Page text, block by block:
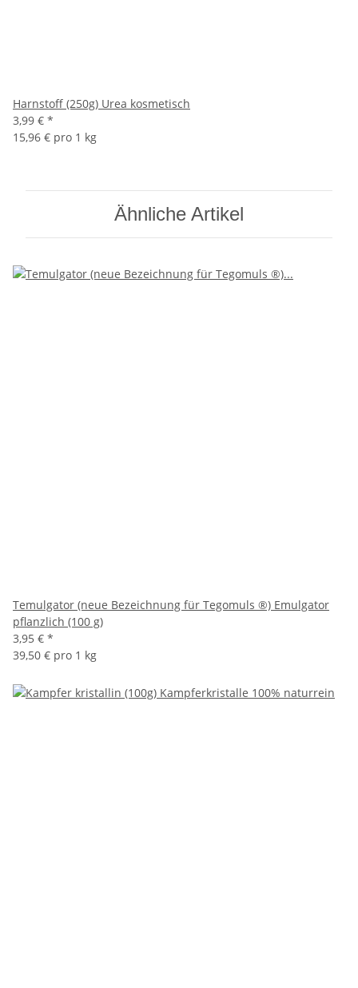
Harnstoff (250g) Urea kosmetisch
3,99 € *
15,96 € pro 1 kg
Ähnliche Artikel
Temulgator (neue Bezeichnung für Tegomuls ®) Emulgator
pflanzlich (100 g)
3,95 € *
39,50 € pro 1 kg